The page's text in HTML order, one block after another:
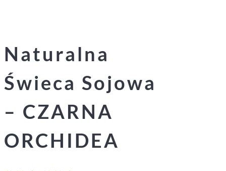
Naturalna
Świeca Sojowa
– CZARNA
ORCHIDEA